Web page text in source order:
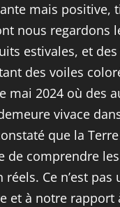
mais positive,
nous regardons
estivales, et des
des voiles
mai 2024 où des
vivace
que la
de comprendre
Ce n’est
et à notre rapport